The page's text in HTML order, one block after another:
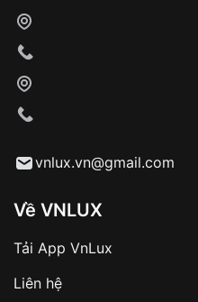
vnlux.vn@gmail.com
Về VNLUX
Tải App VnLux
Liên hệ